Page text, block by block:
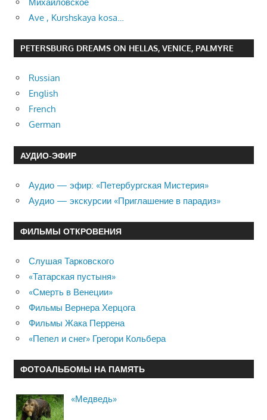
Ave , Kurshskaya kosa…
PETERSBURG DREAMS ON HELLAS, VENICE, PALMYRE
Russian
English
French
German
АУДИО-ЭФИР
Аудио — эфир: «Петербургская Мистерия»
Аудио — экскурсии «Приглашение в парадиз»
ФИЛЬМЫ ОТКРОВЕНИЯ
Слушая Тарковского
«Татарская пустыня»
«Смерть в Венеции»
Фильмы Вернера Херцога
Фильмы Жака Перрена
«Пепел и снег» Грегори Кольбера
ФОТОАЛЬБОМЫ НА ПАМЯТЬ
«Медведь»